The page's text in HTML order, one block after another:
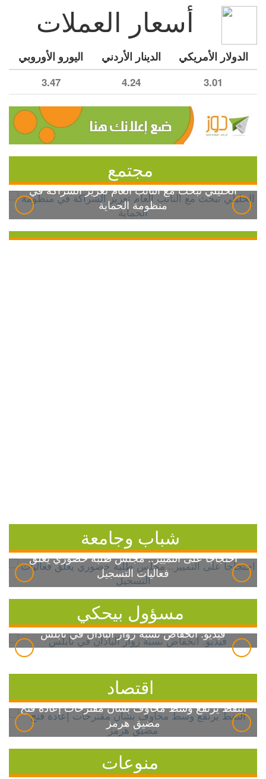
أسعار العملات
الدولار الأمريكي الدينار الأردني اليورو الأوروبي
3.01
4.24
3.47
مجتمع
الخليلي تبحث مع النائب العام تعزيز الشراكة في
منظومة الحماية
شباب وجامعة
احتجاجاً على التمييز.. مجلس طلبة خضوري يعلق
فعاليات التسجيل
مسؤول بيحكي
فيديو: انخفاض نسبة زوار الباذان في نابلس
اقتصاد
النفط يرتفع وسط مخاوف بشأن مقترحات إعادة فتح
مضيق هرمز
منوعات
7 خطوات بسيطة للسيطرة على ارتفاع سكر الدم